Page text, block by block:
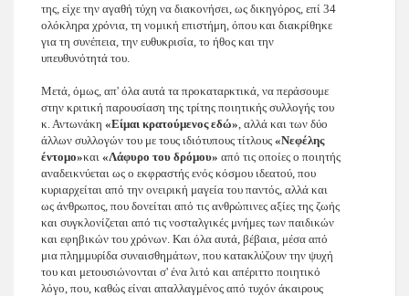
της, είχε την αγαθή τύχη να διακονήσει, ως δικηγόρος, επί 34
ολόκληρα χρόνια, τη νομική επιστήμη, όπου και διακρίθηκε
για τη συνέπεια, την ευθυκρισία, το ήθος και την
υπευθυνότητά του.
Μετά, όμως, απ' όλα αυτά τα προκαταρκτικά, να περάσουμε
στην κριτική παρουσίαση της τρίτης ποιητικής συλλογής του
κ. Αντωνάκη «Είμαι κρατούμενος εδώ» , αλλά και των δύο
άλλων συλλογών του με τους ιδιότυπους τίτλους «Νεφέλης
έντομο»και «Λάφυρο του δρόμου» από τις οποίες ο ποιητής
αναδεικνύεται ως ο εκφραστής ενός κόσμου ιδεατού, που
κυριαρχείται από την ονειρική μαγεία του παντός, αλλά και
ως άνθρωπος, που δονείται από τις ανθρώπινες αξίες της ζωής
και συγκλονίζεται από τις νοσταλγικές μνήμες των παιδικών
και εφηβικών του χρόνων. Και όλα αυτά, βέβαια, μέσα από
μια πλημμυρίδα συναισθημάτων, που κατακλύζουν την ψυχή
του και μετουσιώνονται σ' ένα λιτό και απέριττο ποιητικό
λόγο, που, καθώς είναι απαλλαγμένος από τυχόν άκαιρους